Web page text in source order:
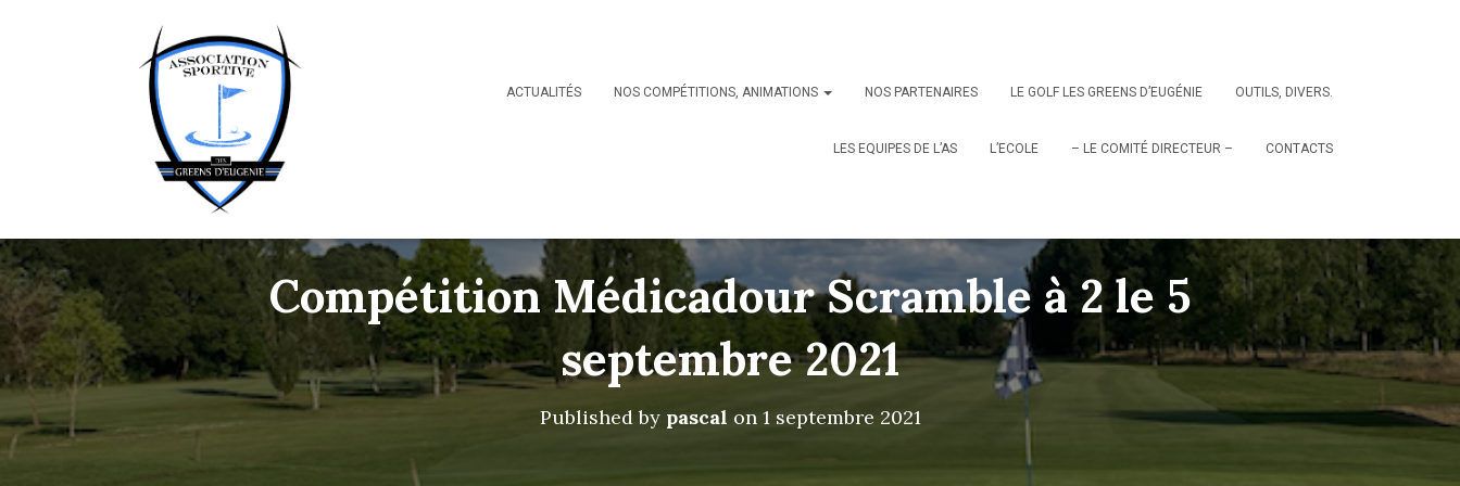
ACTUALITÉS NOS COMPÉTITIONS, ANIMATIONS NOS PARTENAIRES LE GOLF LES GREENS D’EUGÉNIE OUTILS, DIVERS.
LES EQUIPES DE L’AS L’ECOLE – LE COMITÉ DIRECTEUR – CONTACTS
Compétition Médicadour Scramble à 2 le 5
septembre 2021
Published by pascal on 1 septembre 2021